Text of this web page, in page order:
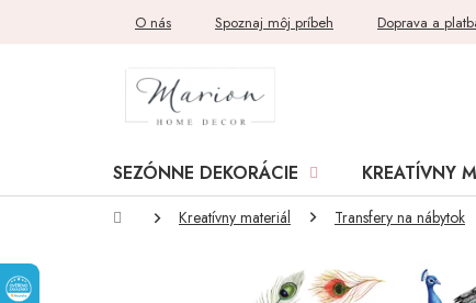
O nás Spoznaj môj príbeh Doprava a
SEZÓNNE DEKORÁCIE KREATÍVNY
DomovKreatívny materiál Transfery na nábytok